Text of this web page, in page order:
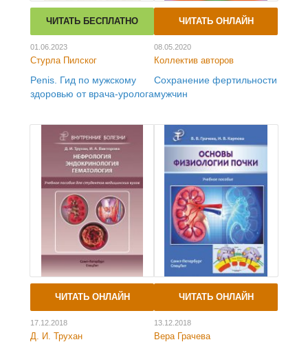
ЧИТАТЬ БЕСПЛАТНО
01.06.2023
Стурла Пилског
Penis. Гид по мужскому
здоровью от врача-уролога
ЧИТАТЬ ОНЛАЙН
08.05.2020
Коллектив авторов
Сохранение фертильности
мужчин
ЧИТАТЬ ОНЛАЙН
17.12.2018
Д. И. Трухан
ЧИТАТЬ ОНЛАЙН
13.12.2018
Вера Грачева